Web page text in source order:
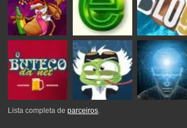
Lista completa deparceiros.